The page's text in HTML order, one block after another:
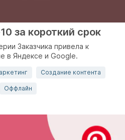
за короткий срок
Заказчика привела к
в Яндексе и Google.
Создание контента
Оффлайн